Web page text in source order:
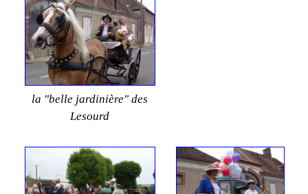
la "belle jardinière" des
Lesourd